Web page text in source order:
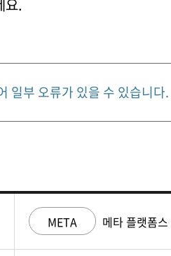
요.
일부 오류가 있을 수 있습니다.
META 메타 플랫폼